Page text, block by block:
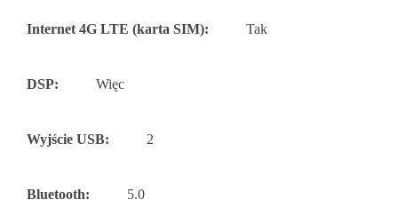
Internet 4G LTE (karta SIM): Tak
DSP: Więc
Wyjście USB: 2
Bluetooth: 5.0